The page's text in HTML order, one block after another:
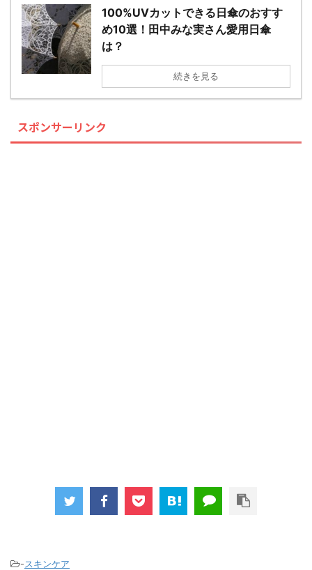
100%UVカットできる日傘のおすす
め10選！田中みな実さん愛用日傘
は？
続きを見る
スポンサーリンク
-スキンケア